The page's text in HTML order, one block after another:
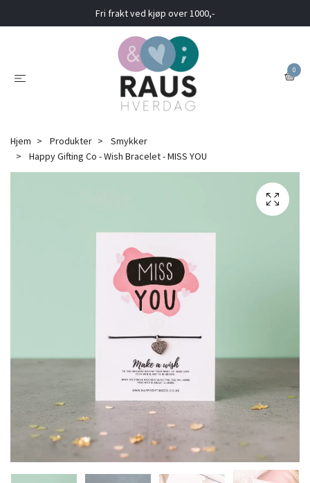
Fri frakt ved kjøp over 1000,-
0
Hjem Produkter
Smykker
Happy Gifting Co - Wish Bracelet - MISS YOU